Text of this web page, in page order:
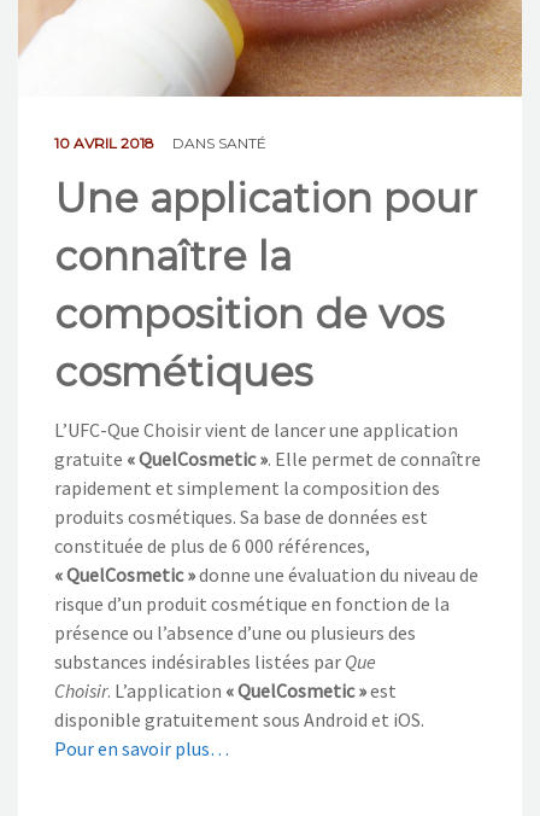
CONTACT
10 AVRIL 2018 DANS SANTÉ
Une application pour
connaître la
composition de vos
cosmétiques
L’UFC-Que Choisir vient de lancer une application
gratuite « QuelCosmetic ». Elle permet de connaître
rapidement et simplement la composition des
produits cosmétiques. Sa base de données est
constituée de plus de 6 000 références,
« QuelCosmetic »donne une évaluation du niveau de
risque d’un produit cosmétique en fonction de la
présence ou l’absence d’une ou plusieurs des
substances indésirables listées par Que
Choisir. L’application « QuelCosmetic »est
disponible gratuitement sous Android et iOS.
Pour en savoir plus…